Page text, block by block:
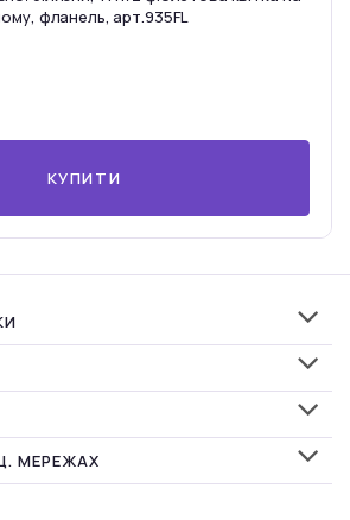
фланель, арт.935FL
КУПИТИ
МЕРЕЖАХ